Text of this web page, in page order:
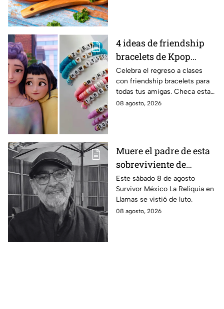
4 ideas de friendship
bracelets de Kpop
Demon Hunters para
intercambiar con tus
mejores amigas este
regreso a clases
Celebra el regreso a clases
con friendship bracelets para
todas tus amigas. Checa estas
4 ideas inspiradas en Kpop
08 agosto, 2026
Muere el padre de esta
sobreviviente de
Survivor México La
Reliquia en Llamas
Este sábado 8 de agosto
Survivor México La Reliquia en
Llamas se vistió de luto.
08 agosto, 2026